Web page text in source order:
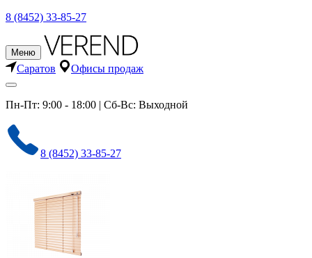
8 (8452) 33-85-27
Меню
Саратов Офисы продаж
Пн-Пт: 9:00 - 18:00 | Сб-Вс: Выходной
8 (8452) 33-85-27